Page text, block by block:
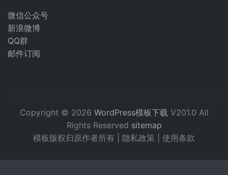
微信公众号
新浪微博
QQ群
邮件订阅
Copyright © 2026 WordPress模板下载 V201.0 All
Rights Reserved sitemap
模板版权归原作者所有 | 隐私政策 使用条款